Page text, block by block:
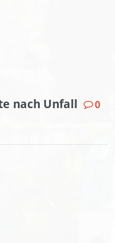
nach Unfall 0